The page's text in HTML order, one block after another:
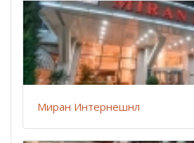
Миран Интернешнл